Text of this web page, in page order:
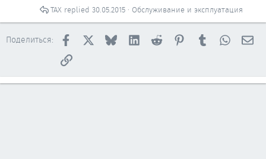
Обслуживание и эксплуатация
30.05.2015
ТАХ
Поделиться: Facebook BlueskyLinkedInReddit PinterestTumblr
Ссылка